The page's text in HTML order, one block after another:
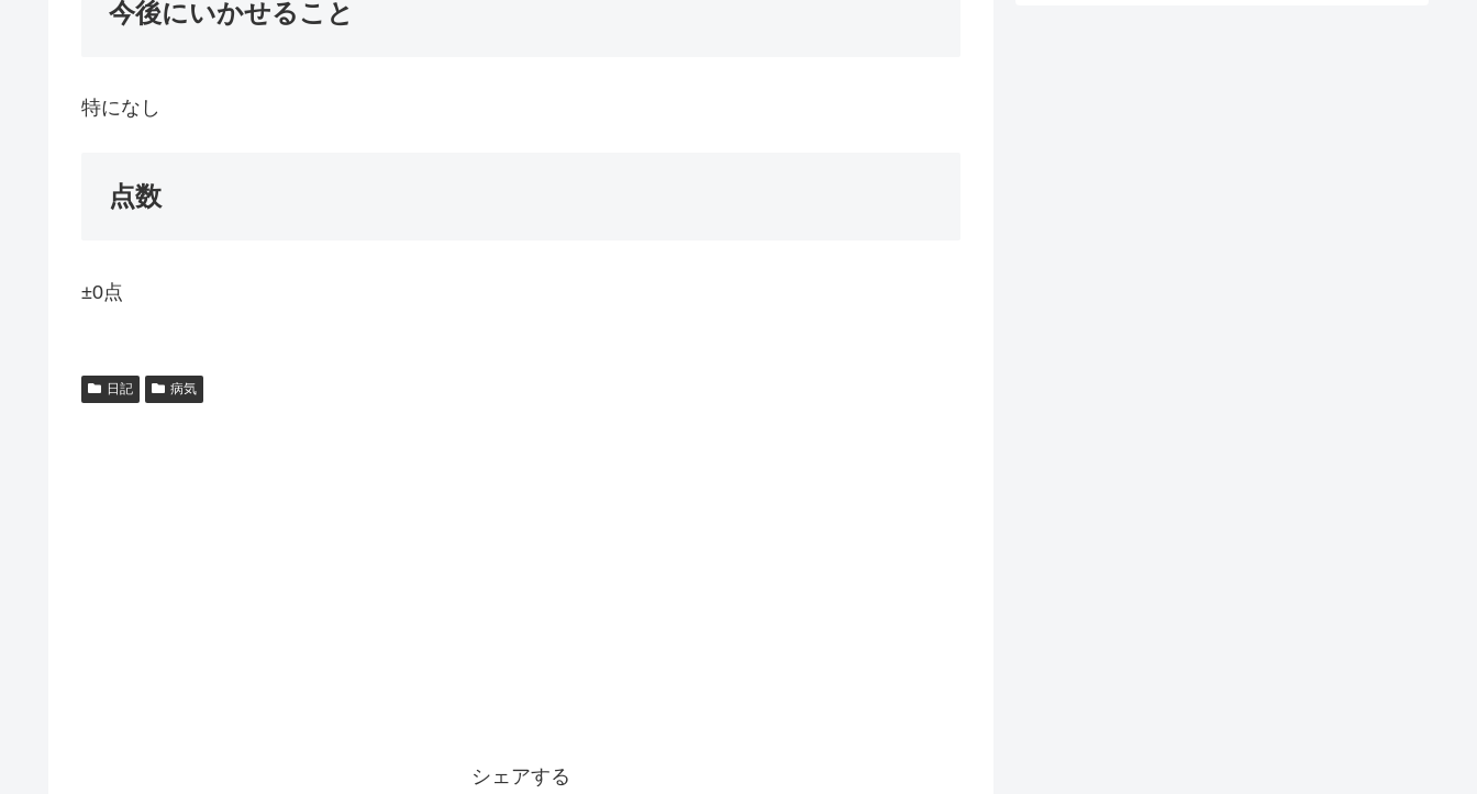
今後にいかせること
特になし
点数
±0点
日記 病気
シェアする